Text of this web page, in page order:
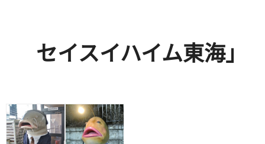
セイスイハイム東海」